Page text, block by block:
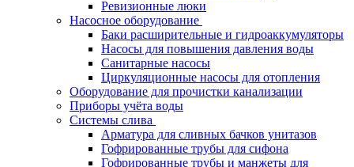
Ревизионные люки
Насосное оборудование
Баки расширительные и гидроаккумуляторы
Насосы для повышения давления воды
Санитарные насосы
Циркуляционные насосы для отопления
Оборудование для прочистки канализации
Приборы учёта воды
Системы слива
Арматура для сливных бачков унитазов
Гофрированные трубы для сифона
Гофрированные трубы и манжеты для